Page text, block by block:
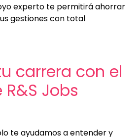
experto te permitirá ahorrar
gestiones con total
carrera con el
Jobs
te ayudamos a entender y